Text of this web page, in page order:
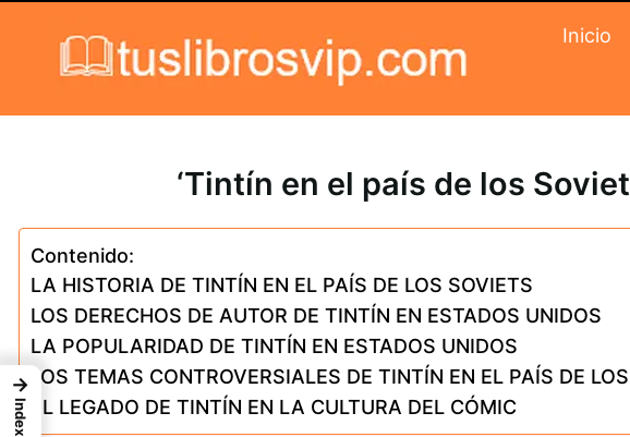
Inicio
‘Tintín en el país de los
Contenido:
LA HISTORIA DE TINTÍN EN EL PAÍS DE LOS SOVIETS
LOS DERECHOS DE AUTOR DE TINTÍN EN ESTADOS UNIDOS
LA POPULARIDAD DE TINTÍN EN ESTADOS UNIDOS
LOS TEMAS CONTROVERSIALES DE TINTÍN EN EL PAÍS DE
EL LEGADO DE TINTÍN EN LA CULTURA DEL CÓMIC
→
Index